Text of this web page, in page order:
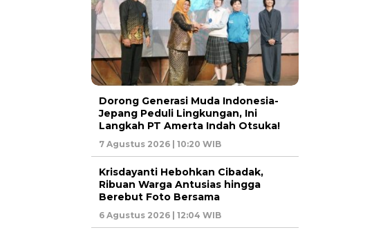
Dorong Generasi Muda Indonesia-
Jepang Peduli Lingkungan, Ini
Langkah PT Amerta Indah Otsuka!
7 Agustus 2026 | 10:20 WIB
Krisdayanti Hebohkan Cibadak,
Ribuan Warga Antusias hingga
Berebut Foto Bersama
6 Agustus 2026 | 12:04 WIB